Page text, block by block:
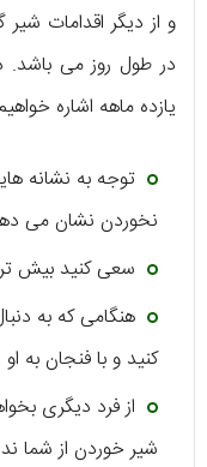
و از دیگر اقدامات
در طول روز می باشد.
یازده ماهه اشاره
توجه به نشانه
نخوردن نشان می دهد
سعی کنید بیش تر
هنگامی که به
کنید و با فنجان به
از فرد دیگری
شیر خوردن از شما